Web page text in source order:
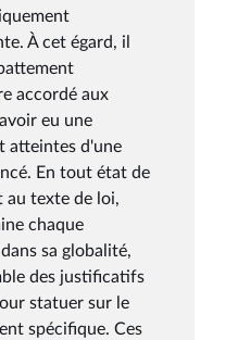
À cet égard, il
accordé aux
eu une
atteintes d'une
En tout état de
au texte de loi,
chaque
sa globalité,
des justificatifs
statuer sur le
spécifique. Ces